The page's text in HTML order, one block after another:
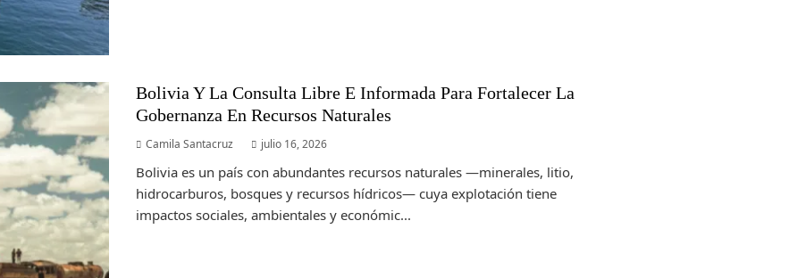
Bolivia Y La Consulta Libre E Informada Para Fortalecer La
Gobernanza En Recursos Naturales
Camila Santacruz julio 16, 2026
Bolivia es un país con abundantes recursos naturales —minerales, litio,
hidrocarburos, bosques y recursos hídricos— cuya explotación tiene
impactos sociales, ambientales y económic...